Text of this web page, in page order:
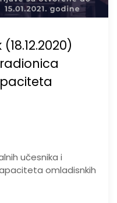
učesnika i
omladisnkih